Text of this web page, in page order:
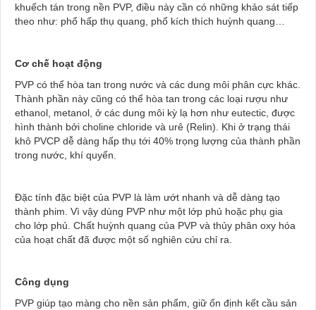
khuếch tán trong nền PVP, điều này cần có những khảo sát tiếp
theo như: phổ hấp thụ quang, phổ kích thích huỳnh quang…
Cơ chế hoạt động
PVP có thể hòa tan trong nước và các dung môi phân cực khác.
Thành phần này cũng có thể hòa tan trong các loại rượu như
ethanol, metanol, ở các dung môi kỳ lạ hơn như eutectic, được
hình thành bởi choline chloride và urê (Relin). Khi ở trạng thái
khô PVCP dễ dàng hấp thụ tới 40% trọng lượng của thành phần
trong nước, khí quyển.
Đặc tính đặc biệt của PVP là làm ướt nhanh và dễ dàng tạo
thành phim. Vì vậy dùng PVP như một lớp phủ hoặc phụ gia
cho lớp phủ. Chất huỳnh quang của PVP và thủy phân oxy hóa
của hoạt chất đã được một số nghiên cứu chỉ ra.
Công dụng
PVP giúp tạo màng cho nền sản phẩm, giữ ổn định kết cầu sản